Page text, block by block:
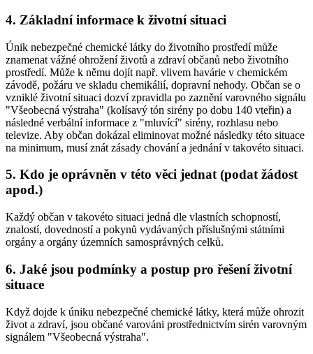
4. Základní informace k životní situaci
Únik nebezpečné chemické látky do životního prostředí může
znamenat vážné ohrožení životů a zdraví občanů nebo životního
prostředí. Může k němu dojít např. vlivem havárie v chemickém
závodě, požáru ve skladu chemikálií, dopravní nehody. Občan se o
vzniklé životní situaci dozví zpravidla po zaznění varovného signálu
"Všeobecná výstraha" (kolísavý tón sirény po dobu 140 vteřin) a
následné verbální informace z "mluvící" sirény, rozhlasu nebo
televize. Aby občan dokázal eliminovat možné následky této situace
na minimum, musí znát zásady chování a jednání v takovéto situaci.
5. Kdo je oprávněn v této věci jednat (podat žádost
apod.)
Každý občan v takovéto situaci jedná dle vlastních schopností,
znalostí, dovedností a pokynů vydávaných příslušnými státními
orgány a orgány územních samosprávných celků.
6. Jaké jsou podmínky a postup pro řešení životní
situace
Když dojde k úniku nebezpečné chemické látky, která může ohrozit
život a zdraví, jsou občané varováni prostřednictvím sirén varovným
signálem "Všeobecná výstraha".